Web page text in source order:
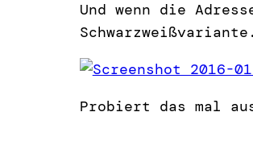
Und wenn die
Schwarzweißvariante.
Probiert das mal